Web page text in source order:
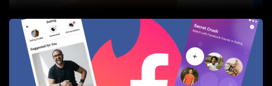
Sledujte prima+
Přihlášení